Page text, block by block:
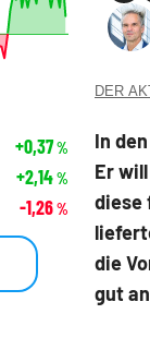
DER
In
Er
diese
die
gut
+0,37%
+2,14%
-1,26%